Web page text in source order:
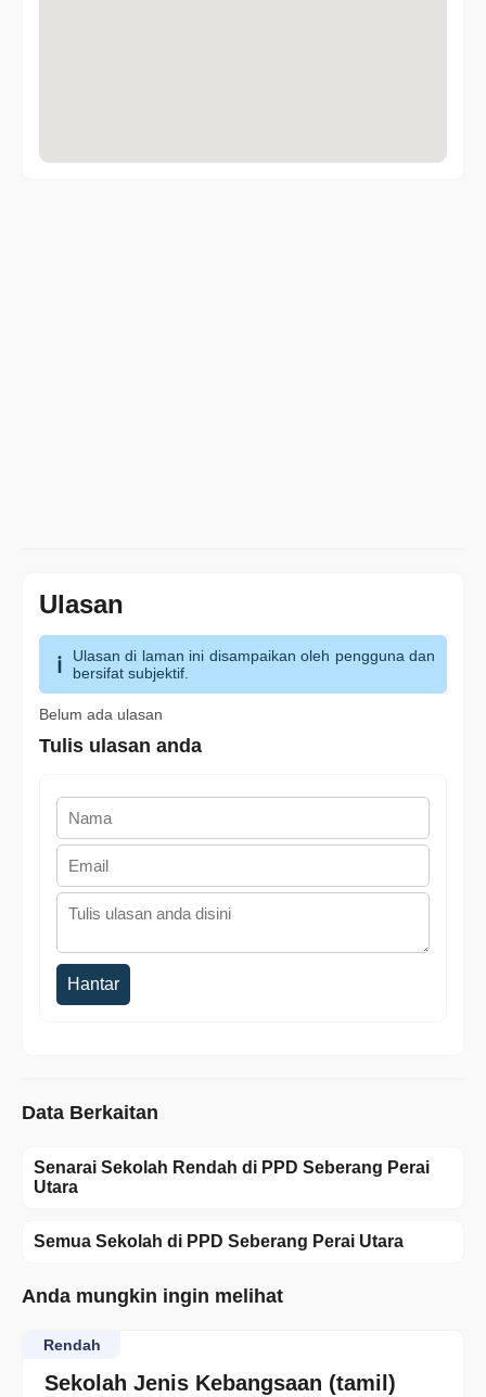
Ulasan
Ulasan di laman ini disampaikan oleh pengguna dan
bersifat subjektif.
Belum ada ulasan
Tulis ulasan anda
Hantar
Data Berkaitan
Senarai Sekolah Rendah di PPD Seberang Perai
Utara
Semua Sekolah di PPD Seberang Perai Utara
Anda mungkin ingin melihat
Sekolah Jenis Kebangsaan (tamil)
Rendah